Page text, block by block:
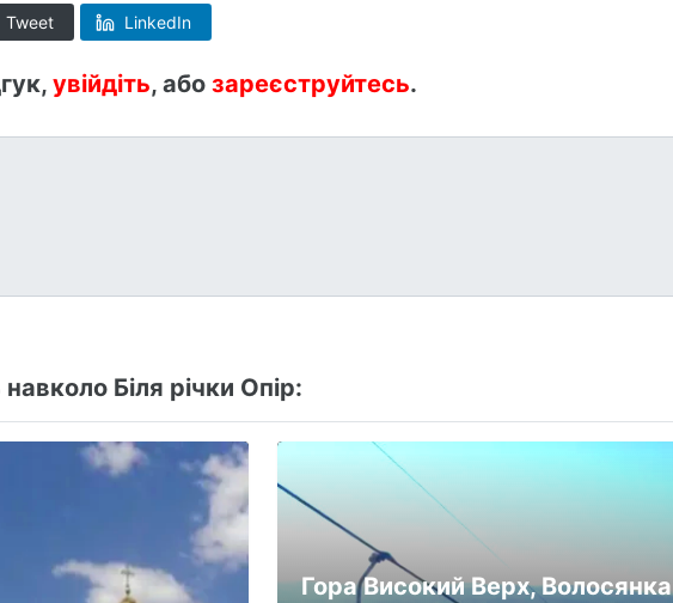
Tweet LinkedIn
увійдіть, або зареєструйтесь.
Біля річки Опір:
Гора Високий Верх, Волосянка